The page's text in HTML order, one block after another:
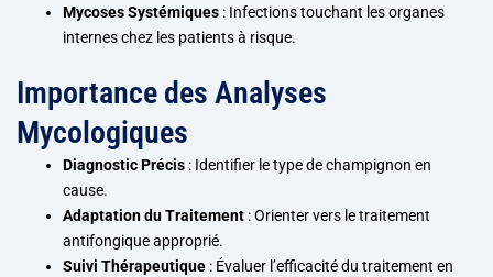
Mycoses Systémiques : Infections touchant les organes
internes chez les patients à risque.
Importance des Analyses
Mycologiques
Diagnostic Précis : Identifier le type de champignon en
cause.
Adaptation du Traitement : Orienter vers le traitement
antifongique approprié.
Suivi Thérapeutique : Évaluer l’efficacité du traitement en